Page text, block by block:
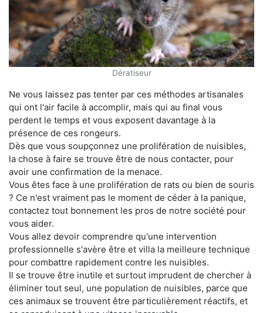
Dératiseur
Ne vous laissez pas tenter par ces méthodes artisanales
qui ont l'air facile à accomplir, mais qui au final vous
perdent le temps et vous exposent davantage à la
présence de ces rongeurs.
Dès que vous soupçonnez une prolifération de nuisibles,
la chose à faire se trouve être de nous contacter, pour
avoir une confirmation de la menace.
Vous êtes face à une prolifération de rats ou bien de souris
? Ce n'est vraiment pas le moment de céder à la panique,
contactez tout bonnement les pros de notre société pour
vous aider.
Vous allez devoir comprendre qu'une intervention
professionnelle s'avère être et villa la meilleure technique
pour combattre rapidement contre les nuisibles.
Il se trouve être inutile et surtout imprudent de chercher à
éliminer tout seul, une population de nuisibles, parce que
ces animaux se trouvent être particulièrement réactifs, et